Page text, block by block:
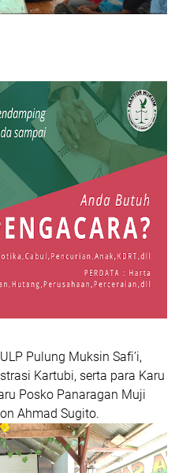
Pulung Muksin Safi’i,
Kartubi, serta para Karu
Posko Panaragan Muji
Ahmad Sugito.